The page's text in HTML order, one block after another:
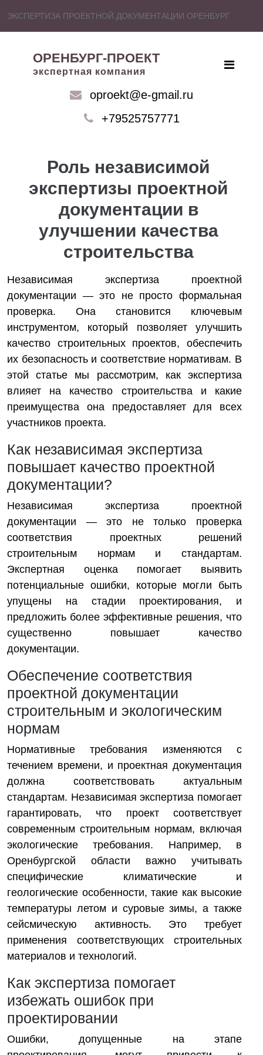
ЭКСПЕРТИЗА ПРОЕКТНОЙ ДОКУМЕНТАЦИИ ОРЕНБУРГ
ОРЕНБУРГ-ПРОЕКТ
экспертная компания
oproekt@e-gmail.ru
+79525757771
Роль независимой
экспертизы проектной
документации в
улучшении качества
строительства
Независимая экспертиза проектной
документации — это не просто формальная
проверка. Она становится ключевым
инструментом, который позволяет улучшить
качество строительных проектов, обеспечить
их безопасность и соответствие нормативам. В
этой статье мы рассмотрим, как экспертиза
влияет на качество строительства и какие
преимущества она предоставляет для всех
участников проекта.
Как независимая экспертиза
повышает качество проектной
документации?
Независимая экспертиза проектной
документации — это не только проверка
соответствия проектных решений
строительным нормам и стандартам.
Экспертная оценка помогает выявить
потенциальные ошибки, которые могли быть
упущены на стадии проектирования, и
предложить более эффективные решения, что
существенно повышает качество
документации.
Обеспечение соответствия
проектной документации
строительным и экологическим
нормам
Нормативные требования изменяются с
течением времени, и проектная документация
должна соответствовать актуальным
стандартам. Независимая экспертиза помогает
гарантировать, что проект соответствует
современным строительным нормам, включая
экологические требования. Например, в
Оренбургской области важно учитывать
специфические климатические и
геологические особенности, такие как высокие
температуры летом и суровые зимы, а также
сейсмическую активность. Это требует
применения соответствующих строительных
материалов и технологий.
Как экспертиза помогает
избежать ошибок при
проектировании
Ошибки, допущенные на этапе